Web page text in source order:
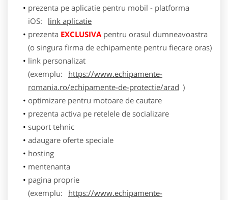
prezenta pe aplicatie pentru mobil - platforma
iOS:
link aplicatie
prezenta EXCLUSIVApentru orasul dumneavoastra
(o singura firma de echipamente pentru fiecare oras)
link personalizat
(exemplu:
https://www.echipamente-
romania.ro/echipamente-de-protectie/arad )
optimizare pentru motoare de cautare
prezenta activa pe retelele de socializare
suport tehnic
adaugare oferte speciale
hosting
mentenanta
pagina proprie
(exemplu:
https://www.echipamente-